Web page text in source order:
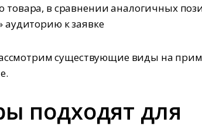
товара, в сравнении аналогичных
аудиторию к заявке
существующие виды на
подходят для